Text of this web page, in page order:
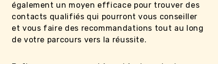
également un moyen efficace pour trouver des
contacts qualifiés qui pourront vous conseiller
et vous faire des recommandations tout au long
de votre parcours vers la réussite.